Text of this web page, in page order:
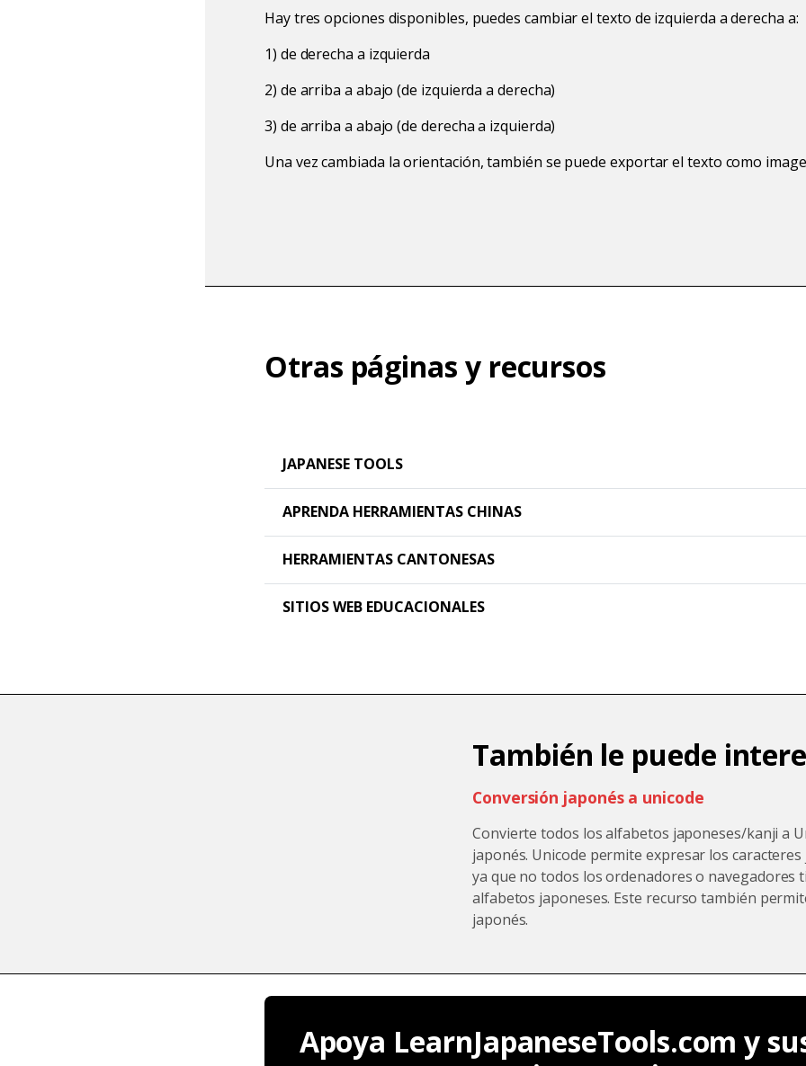
Hay tres opciones disponibles, puedes cambiar el texto de izquierda a derecha a:
1) de derecha a izquierda
2) de arriba a abajo (de izquierda a derecha)
3) de arriba a abajo (de derecha a izquierda)
Una vez cambiada la orientación, también se puede exportar el texto como
Otras páginas y recursos
JAPANESE TOOLS
APRENDA HERRAMIENTAS CHINAS
HERRAMIENTAS CANTONESAS
SITIOS WEB EDUCACIONALES
También le puede
Conversión japonés a unicode
Convierte todos los alfabetos japoneses/kanji a
japonés. Unicode permite expresar los
ya que no todos los ordenadores o navegadores
alfabetos japoneses. Este recurso también
japonés.
Apoya LearnJapaneseTools.com y